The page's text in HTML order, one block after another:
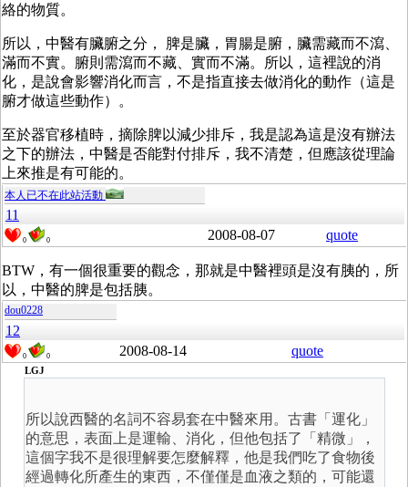
絡的物質。
所以，中醫有臟腑之分， 脾是臟，胃腸是腑，臟需藏而不瀉、
滿而不實。腑則需瀉而不藏、實而不滿。所以，這裡說的消
化，是說會影響消化而言，不是指直接去做消化的動作（這是
腑才做這些動作）。
至於器官移植時，摘除脾以減少排斥，我是認為這是沒有辦法
之下的辦法，中醫是否能對付排斥，我不清楚，但應該從理論
上來推是有可能的。
本人已不在此站活動
11
0 0 2008-08-07 quote
BTW，有一個很重要的觀念，那就是中醫裡頭是沒有胰的，所
以，中醫的脾是包括胰。
dou0228
12
0 0 2008-08-14 quote
LGJ
所以說西醫的名詞不容易套在中醫來用。古書「運化」
的意思，表面上是運輸、消化，但他包括了「精微」，
這個字我不是很理解要怎麼解釋，他是我們吃了食物後
經過轉化所產生的東西，不僅僅是血液之類的，可能還